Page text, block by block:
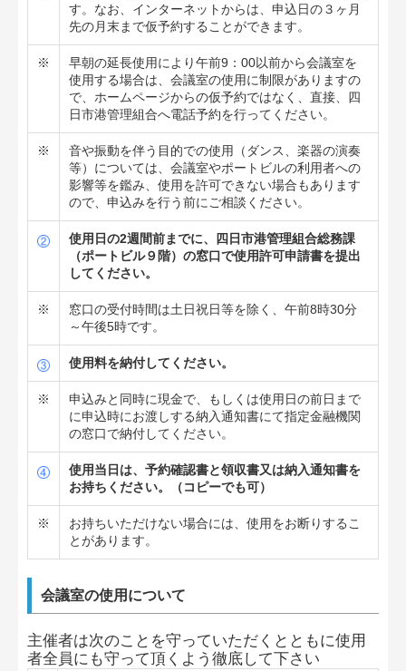
す。なお、インターネットからは、申込日の３ヶ月
先の月末まで仮予約することができます。
※
早朝の延長使用により午前9：00以前から会議室を
使用する場合は、会議室の使用に制限がありますの
で、ホームページからの仮予約ではなく、直接、四
日市港管理組合へ電話予約を行ってください。
※
音や振動を伴う目的での使用（ダンス、楽器の演奏
等）については、会議室やポートビルの利用者への
影響等を鑑み、使用を許可できない場合もあります
ので、申込みを行う前にご相談ください。
使用日の2週間前までに、四日市港管理組合総務課
（ポートビル９階）の窓口で使用許可申請書を提出
してください。
※
窓口の受付時間は土日祝日等を除く、午前8時30分
～午後5時です。
使用料を納付してください。
※
申込みと同時に現金で、もしくは使用日の前日まで
に申込時にお渡しする納入通知書にて指定金融機関
の窓口で納付してください。
使用当日は、予約確認書と領収書又は納入通知書を
お持ちください。（コピーでも可）
※
お持ちいただけない場合には、使用をお断りするこ
とがあります。
会議室の使用について
主催者は次のことを守っていただくとともに使用
者全員にも守って頂くよう徹底して下さい